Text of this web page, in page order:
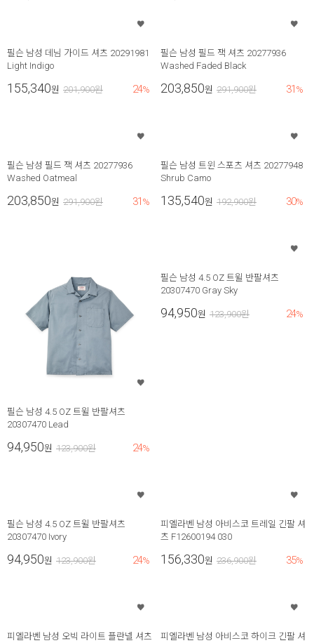
필슨 남성 데님 가이드 셔츠 20291981
Light Indigo
155,340원 201,900원 24%
필슨 남성 필드 잭 셔츠 20277936
Washed Faded Black
203,850원 291,900원 31 %
필슨 남성 필드 잭 셔츠 20277936
Washed Oatmeal
203,850원 291,900원 31 %
필슨 남성 트윈 스포츠 셔츠 20277948
Shrub Camo
135,540원 192,900원 30%
필슨 남성 4.5 OZ 트윌 반팔셔츠
20307470 Lead
94,950원 123,900원 24%
필슨 남성 4.5 OZ 트윌 반팔셔츠
20307470 Gray Sky
94,950원 123,900원 24%
필슨 남성 4.5 OZ 트윌 반팔셔츠
20307470 Ivory
94,950원 123,900원 24%
피엘라벤 남성 아비스코 트레일 긴팔 셔
츠 F12600194 030
156,330원 236,900원 35%
피엘라벤 남성 오빅 라이트 플란넬 셔츠
피엘라벤 남성 아비스코 하이크 긴팔 셔